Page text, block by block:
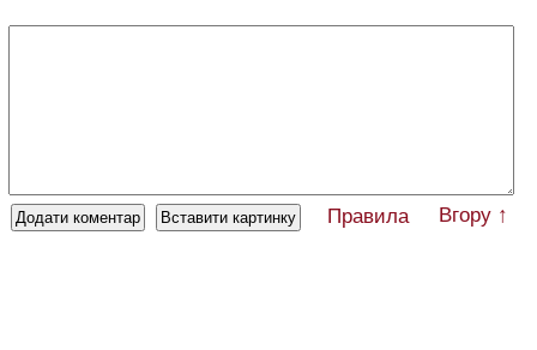
Правила Вгору ↑